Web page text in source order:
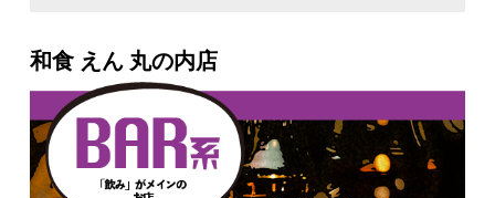
和食 えん 丸の内店